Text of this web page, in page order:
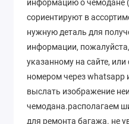
информацию о чемодане
сориентируют в
нужную деталь для
информации,
указанному на сайте,
номером через whatsapp
выслать изображение
чемодана.располагаем
для ремонта багажа. не